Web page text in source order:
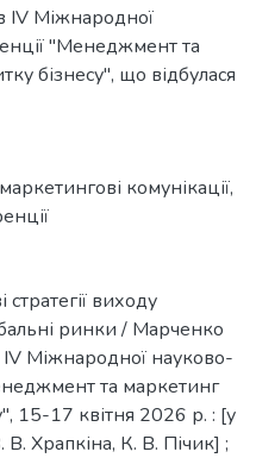
IV Міжнародної
"Менеджмент та
бізнесу", що відбулася
маркетингові комунікації,
виходу
ринки / Марченко
Міжнародної науково-
та маркетинг
15-17 квітня 2026 р. : [у
В. Храпкіна, К. В. Пічик] ;